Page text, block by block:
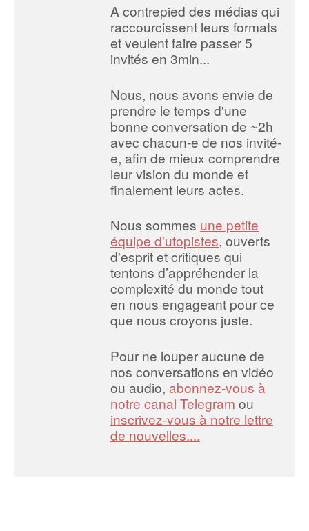
A contrepied des médias qui
raccourcissent leurs formats
et veulent faire passer 5
invités en 3min...
Nous, nous avons envie de
prendre le temps d'une
bonne conversation de ~2h
avec chacun-e de nos invité-
e, afin de mieux comprendre
leur vision du monde et
finalement leurs actes.
Nous sommes une petite
équipe d'utopistes, ouverts
d'esprit et critiques qui
tentons d’appréhender la
complexité du monde tout
en nous engageant pour ce
que nous croyons juste.
Pour ne louper aucune de
nos conversations en vidéo
ou audio, abonnez-vous à
notre canal Telegram ou
inscrivez-vous à notre lettre
de nouvelles....